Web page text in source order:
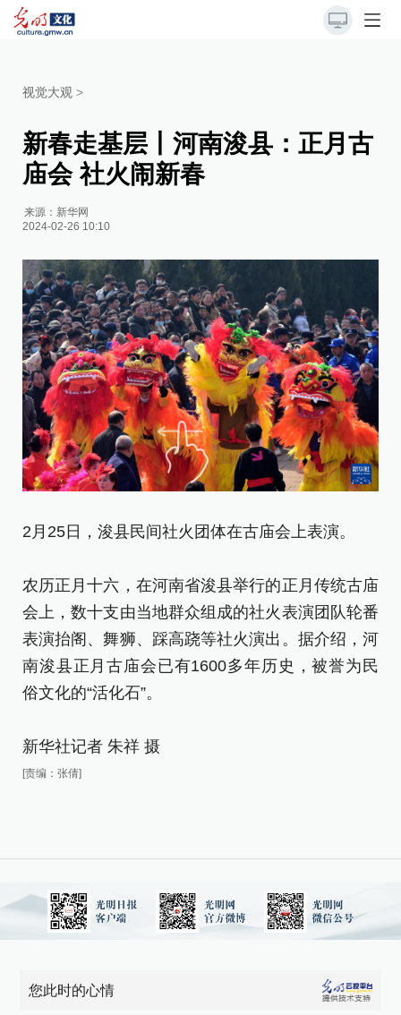
视觉大观 >
新春走基层丨河南浚县：正月古
庙会 社火闹新春
来源： 新华网
2024-02-26 10:10
2月25日，浚县民间社火团体在古庙会上表演。
农历正月十六，在河南省浚县举行的正月传统古庙
会上，数十支由当地群众组成的社火表演团队轮番
表演抬阁、舞狮、踩高跷等社火演出。据介绍，河
南浚县正月古庙会已有1600多年历史，被誉为民
俗文化的“活化石”。
新华社记者 朱祥 摄
[责编：张倩]
您此时的心情